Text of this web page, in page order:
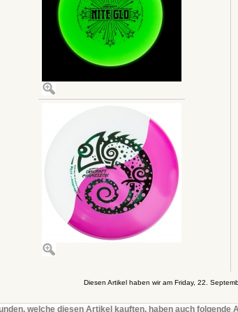
Diesen Artikel haben wir am Friday, 22.
welche diesen Artikel kauften, haben auch folgende